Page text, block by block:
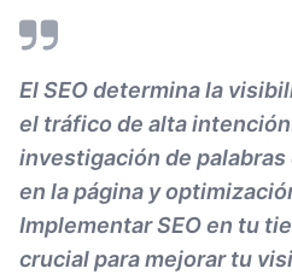
El SEO determina la
el tráfico de alta
investigación de
en la página y
Implementar SEO en tu
crucial para mejorar tu